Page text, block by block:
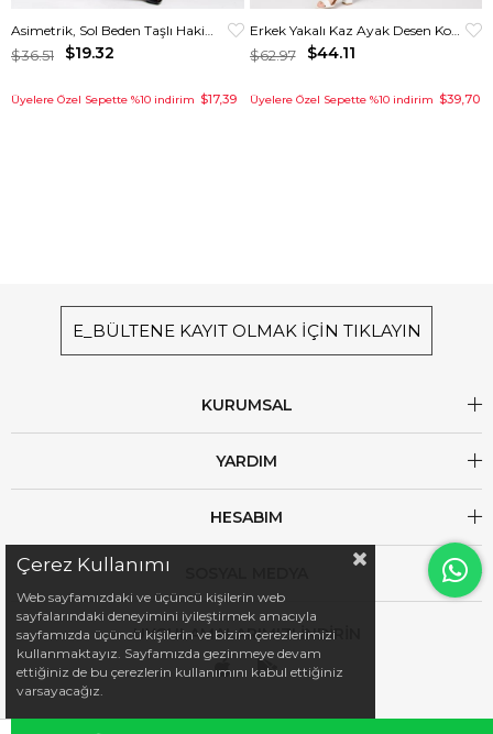
$19.32
$36.51
Üyelere Özel Sepette %10 indirim $17,39
Erkek Yakalı Kaz Ayak Desen Kombinli Pantolon Ceket Takım Siyah
$44.11
$62.97
Üyelere Özel Sepette %10 indirim $39,70
E_BÜLTENE KAYIT OLMAK İÇİN TIKLAYIN
KURUMSAL
YARDIM
HESABIM
UYGULAMALARIMIZI İNDİRİN
Çerez Kullanımı
Web sayfamızdaki ve üçüncü kişilerin web
sayfalarındaki deneyimini iyileştirmek amacıyla
sayfamızda üçüncü kişilerin ve bizim çerezlerimizi
kullanmaktayız. Sayfamızda gezinmeye devam
ettiğiniz de bu çerezlerin kullanımını kabul ettiğiniz
varsayacağız.